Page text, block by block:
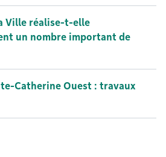
Ville réalise-t-elle
un nombre important de
Catherine Ouest : travaux